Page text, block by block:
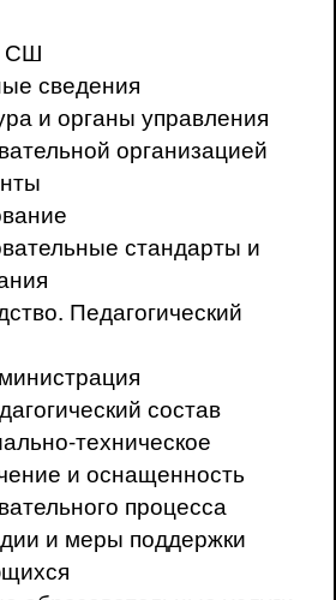
СШ
сведения
и органы управления
организацией
стандарты и
Педагогический
состав
техническое
и оснащенность
процесса
и меры поддержки